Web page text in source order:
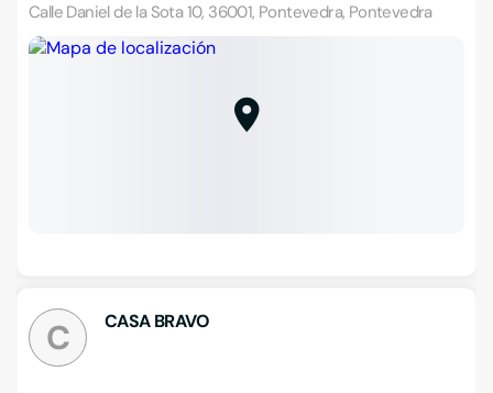
Calle Daniel de la Sota 10, 36001, Pontevedra, Pontevedra
C CASA BRAVO